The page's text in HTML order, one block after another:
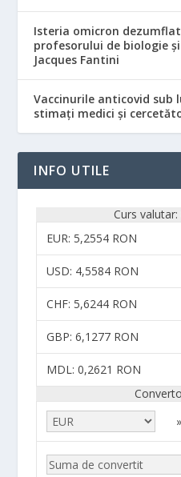
Isteria omicron
profesorului de biologie
Jacques Fantini
Vaccinurile anticovid sub
stimați medici și
INFO UTILE
Curs
EUR: 5,2554 RON
USD: 4,5584 RON
CHF: 5,6244 RON
GBP: 6,1277 RON
MDL: 0,2621 RON
»